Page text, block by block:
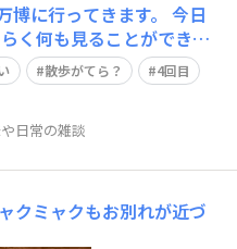
く何も見ることができな
散歩がてら？ 4回目
日常の雑談
クミャクもお別れが近づ